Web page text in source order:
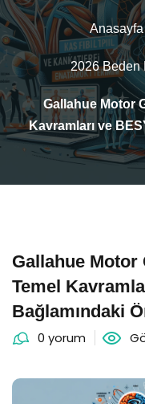
Anasayfa
2026 Beden
Gallahue Motor
Kavramları ve
Gallahue Motor
Temel
Bağlamındaki
0 yorum